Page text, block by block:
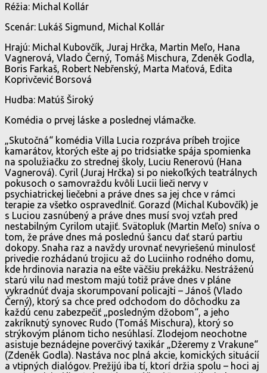
Réžia: Michal Kollár
Scenár: Lukáš Sigmund, Michal Kollár
Hrajú: Michal Kubovčík, Juraj Hrčka, Martin Meľo, Hana
Vagnerová, Vlado Černý, Tomáš Mischura, Zdeněk Godla,
Boris Farkaš, Robert Nebřenský, Marta Maťová, Edita
Koprivčević Borsová
Hudba: Matúš Široký
Komédia o prvej láske a poslednej vlámačke.
„Skutočná“ komédia Villa Lucia rozpráva príbeh trojice
kamarátov, ktorých ešte aj po tridsiatke spája spomienka
na spolužiačku zo strednej školy, Luciu Renerovú (Hana
Vagnerová). Cyril (Juraj Hrčka) si po niekoľkých teatrálnych
pokusoch o samovraždu kvôli Lucii lieči nervy v
psychiatrickej liečebni a práve dnes sa jej chce v rámci
terapie za všetko ospravedlniť. Gorazd (Michal Kubovčík) je
s Luciou zasnúbený a práve dnes musí svoj vzťah pred
nestabilným Cyrilom utajiť. Svätopluk (Martin Meľo) sníva o
tom, že práve dnes má poslednú šancu dať starú partiu
dokopy. Snaha raz a navždy urovnať nevyriešenú minulosť
privedie rozhádanú trojicu až do Luciinho rodného domu,
kde hrdinovia narazia na ešte väčšiu prekážku. Nestráženú
starú vilu nad mestom majú totiž práve dnes v pláne
vykradnúť dvaja skorumpovaní policajti – Jánoš (Vlado
Černý), ktorý sa chce pred odchodom do dôchodku za
každú cenu zabezpečiť „posledným džobom“, a jeho
zakríknutý synovec Rudo (Tomáš Mischura), ktorý so
strýkovým plánom ticho nesúhlasí. Zlodejom neochotne
asistuje beznádejne poverčivý taxikár „Džeremy z Vrakune“
(Zdeněk Godla). Nastáva noc plná akcie, komických situácií
a vtipných dialógov. Prežijú iba tí, ktorí držia spolu – hoci aj